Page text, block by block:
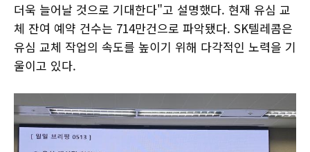
더욱 늘어날 것으로 기대한다"고 설명했다. 현재 유심 교
체 잔여 예약 건수는 714만건으로 파악됐다. SK텔레콤은
유심 교체 작업의 속도를 높이기 위해 다각적인 노력을 기
울이고 있다.